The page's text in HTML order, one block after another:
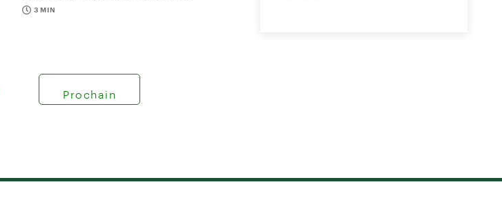
3 MIN
Prochain